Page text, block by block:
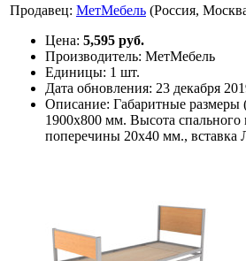
Продавец: МетМебель (Россия,
Цена: 5,595 руб.
Производитель: МетМебель
Единицы: 1 шт.
Дата обновления: 23 декабря
Описание: Габаритные
1900х800 мм. Высота
поперечины 20х40 мм.,